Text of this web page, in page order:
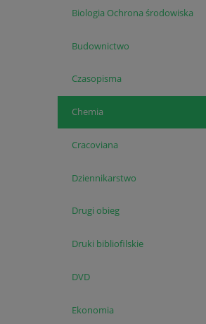
Biologia Ochrona środowiska
Budownictwo
Czasopisma
Chemia
Cracoviana
Dziennikarstwo
Drugi obieg
Druki bibliofilskie
DVD
Ekonomia